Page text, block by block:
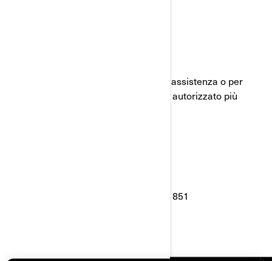
Per qualsiasi domanda o richiesta di assistenza o per
informazioni sul concessionario BRP autorizzato più
• Oppure può chiamare: +39 800 978 851